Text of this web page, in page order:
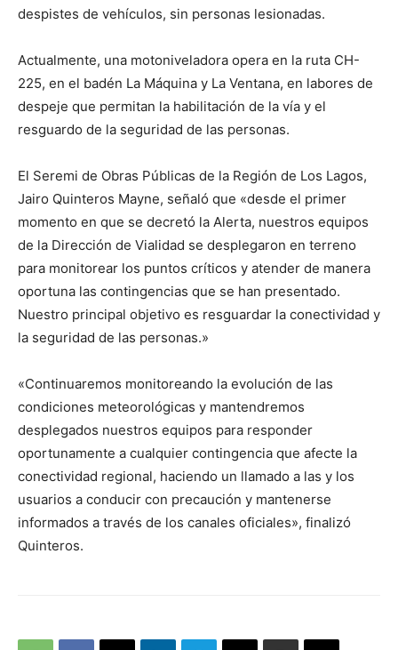
despistes de vehículos, sin personas lesionadas.
Actualmente, una motoniveladora opera en la ruta CH-
225, en el badén La Máquina y La Ventana, en labores de
despeje que permitan la habilitación de la vía y el
resguardo de la seguridad de las personas.
El Seremi de Obras Públicas de la Región de Los Lagos,
Jairo Quinteros Mayne, señaló que «desde el primer
momento en que se decretó la Alerta, nuestros equipos
de la Dirección de Vialidad se desplegaron en terreno
para monitorear los puntos críticos y atender de manera
oportuna las contingencias que se han presentado.
Nuestro principal objetivo es resguardar la conectividad y
la seguridad de las personas.»
«Continuaremos monitoreando la evolución de las
condiciones meteorológicas y mantendremos
desplegados nuestros equipos para responder
oportunamente a cualquier contingencia que afecte la
conectividad regional, haciendo un llamado a las y los
usuarios a conducir con precaución y mantenerse
informados a través de los canales oficiales», finalizó
Quinteros.